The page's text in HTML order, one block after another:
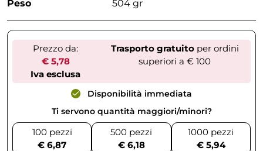
Peso 504 gr
Prezzo da:
€ 5,78
Iva esclusa
Trasporto gratuitoper ordini
superiori a € 100
Disponibilità immediata
Ti servono quantità maggiori/minori?
100 pezzi
€ 6,87
500 pezzi
€ 6,18
1000 pezzi
€ 5,94